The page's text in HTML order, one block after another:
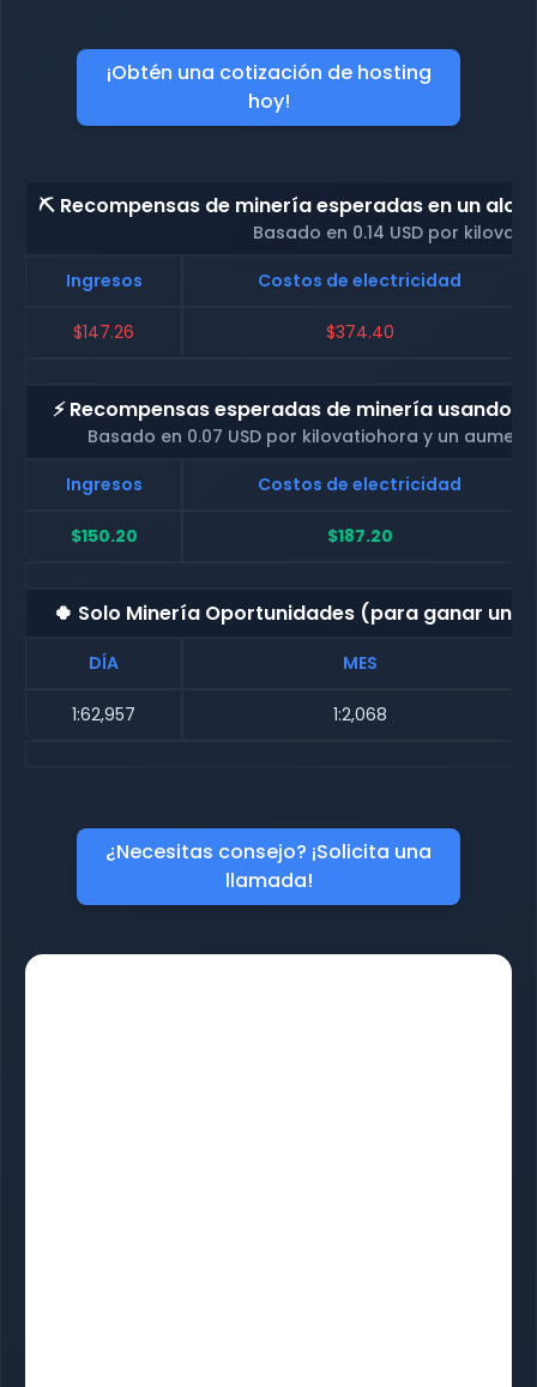
¡Obtén una cotización de hosting
hoy!
⛏️ Recompensas de minería esperadas en un
Basado en 0.14 USD por
Ingresos
Costos de electricidad
$147.26 $374.40
⚡ Recompensas esperadas de minería usando
Basado en 0.07 USD por kilovatiohora y un
Ingresos
Costos de electricidad
$150.20 $187.20
🍀 Solo Minería Oportunidades (para ganar
DÍA MES
1:62,957 1:2,068
¿Necesitas consejo? ¡Solicita una
llamada!